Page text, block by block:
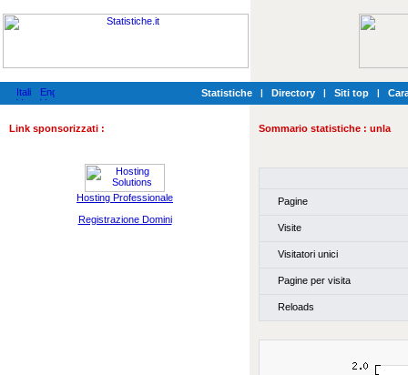
Statistiche | Directory | Siti top |
Link sponsorizzati :
Hosting Professionale
Registrazione Domini
Sommario statistiche : unla
Pagine
Visite
Visitatori unici
Pagine per visita
Reloads